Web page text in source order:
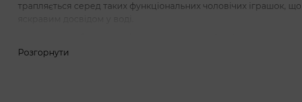
трапляється серед таких функціональних чоловічих іграшок,
дизайні з якісних матеріалів — АБС-пластику та матового
Розгорнути